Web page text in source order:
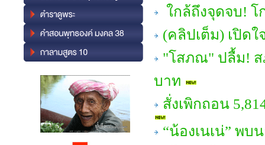
ใกล้ถึงจุดจบ! โ
(คลิปเต็ม) เปิด
"โสภณ" ปลื้ม! ส
บาท
สั่งเพิกถอน
“น้องเนเน่” พบ